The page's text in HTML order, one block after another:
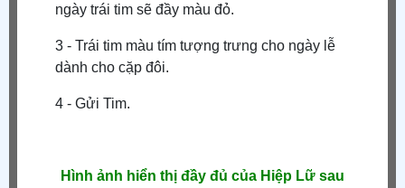
ngày trái tim sẽ đầy màu đỏ.
3 - Trái tim màu tím tượng trưng cho ngày lễ
dành cho cặp đôi.
4 - Gửi Tim.
Hình ảnh hiển thị đầy đủ của Hiệp Lữ sau